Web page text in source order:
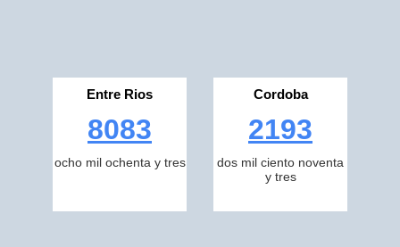
Entre Rios
8083
ocho mil ochenta y tres
Cordoba
2193
dos mil ciento noventa
y tres